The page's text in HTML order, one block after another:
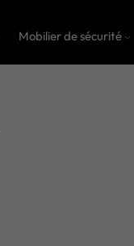
Mobilier de sécurité